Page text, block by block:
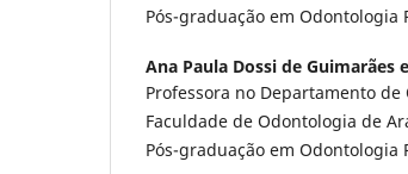
Pós-graduação em Odontologia
Ana Paula Dossi de Guimarães
Professora no Departamento
Faculdade de Odontologia de
Pós-graduação em Odontologia